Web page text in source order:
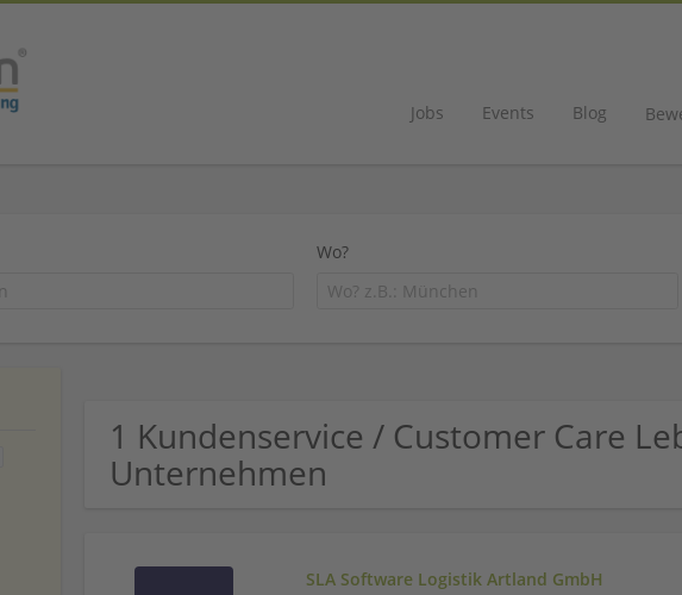
Jobs Events Blog
Wo?
1 Kundenservice / Customer Care
Unternehmen
SLA Software Logistik Artland GmbH